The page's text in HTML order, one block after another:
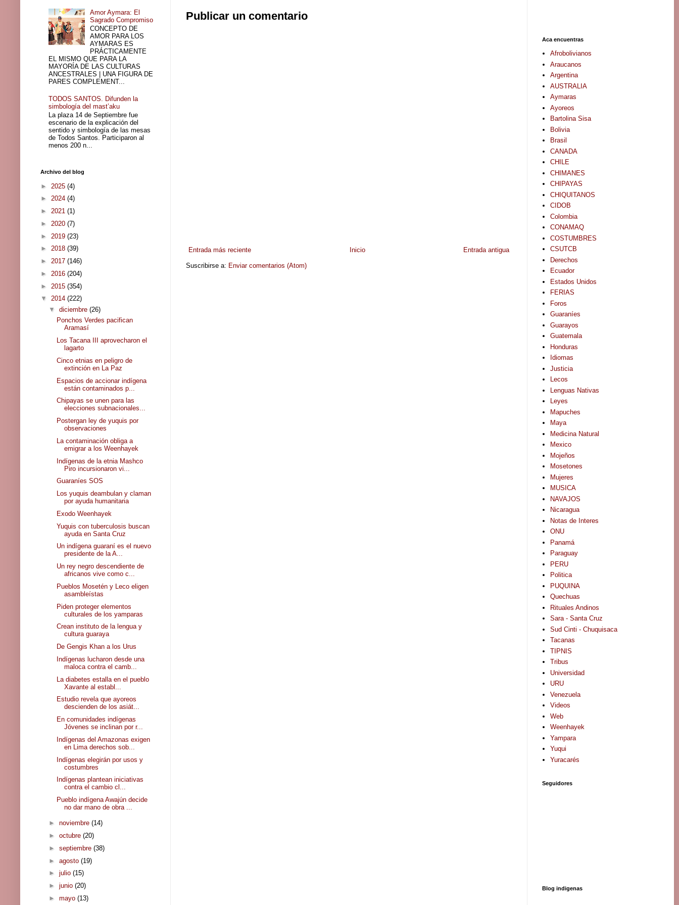
Publicar un comentario
Entrada más reciente Entrada antigua
Inicio
Suscribirse a: Enviar comentarios (Atom)
Amor Aymara: El
Sagrado Compromiso
CONCEPTO DE
AMOR PARA LOS
AYMARAS ES
PRÁCTICAMENTE
EL MISMO QUE PARA LA
MAYORÍA DE LAS CULTURAS
ANCESTRALES | UNA FIGURA DE
PARES COMPLEMENT...
TODOS SANTOS. Difunden la
simbología del mast’aku
La plaza 14 de Septiembre fue
escenario de la explicación del
sentido y simbología de las mesas
de Todos Santos. Participaron al
menos 200 n...
Archivo del blog
► 2025 (4)
► 2024 (4)
► 2021 (1)
► 2020 (7)
► 2019 (23)
► 2018 (39)
► 2017 (146)
► 2016 (204)
► 2015 (354)
▼ 2014 (222)
▼ diciembre (26)
Ponchos Verdes pacifican
Aramasí
Los Tacana III aprovecharon el
lagarto
Cinco etnias en peligro de
extinción en La Paz
Espacios de accionar indígena
están contaminados p...
Chipayas se unen para las
elecciones subnacionales...
Postergan ley de yuquis por
observaciones
La contaminación obliga a
emigrar a los Weenhayek
Indígenas de la etnia Mashco
Piro incursionaron vi...
Guaraníes SOS
Los yuquis deambulan y claman
por ayuda humanitaria
Exodo Weenhayek
Yuquis con tuberculosis buscan
ayuda en Santa Cruz
Un indígena guaraní es el nuevo
presidente de la A...
Un rey negro descendiente de
africanos vive como c...
Pueblos Mosetén y Leco eligen
asambleístas
Piden proteger elementos
culturales de los yamparas
Crean instituto de la lengua y
cultura guaraya
De Gengis Khan a los Urus
Indígenas lucharon desde una
maloca contra el camb...
La diabetes estalla en el pueblo
Xavante al establ...
Estudio revela que ayoreos
descienden de los asiát...
En comunidades indígenas
Jóvenes se inclinan por r...
Indígenas del Amazonas exigen
en Lima derechos sob...
Indígenas elegirán por usos y
costumbres
Indígenas plantean iniciativas
contra el cambio cl...
Pueblo indígena Awajún decide
no dar mano de obra ...
► noviembre (14)
► octubre (20)
► septiembre (38)
► agosto (19)
► julio (15)
► junio (20)
► mayo (13)
Aca encuentras
Afrobolivianos
Araucanos
Argentina
AUSTRALIA
Aymaras
Ayoreos
Bartolina Sisa
Bolivia
Brasil
CANADA
CHILE
CHIMANES
CHIPAYAS
CHIQUITANOS
CIDOB
Colombia
CONAMAQ
COSTUMBRES
CSUTCB
Derechos
Ecuador
Estados Unidos
FERIAS
Foros
Guaraníes
Guarayos
Guatemala
Honduras
Idiomas
Justicia
Lecos
Lenguas Nativas
Leyes
Mapuches
Maya
Medicina Natural
Mexico
Mojeños
Mosetones
Mujeres
MUSICA
NAVAJOS
Nicaragua
Notas de Interes
ONU
Panamá
Paraguay
PERU
Politica
PUQUINA
Quechuas
Rituales Andinos
Sara - Santa Cruz
Sud Cinti - Chuquisaca
Tacanas
TIPNIS
Tribus
Universidad
URU
Venezuela
Videos
Web
Weenhayek
Yampara
Yuqui
Yuracarés
Seguidores
Blog indigenas